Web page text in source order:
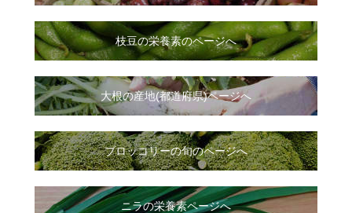
枝豆の栄養素のページへ
大根の産地(都道府県)ページへ
ブロッコリーの旬のページへ
ニラの栄養素ページへ